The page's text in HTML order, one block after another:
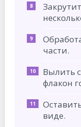
части.
Вылить
флакон
виде.